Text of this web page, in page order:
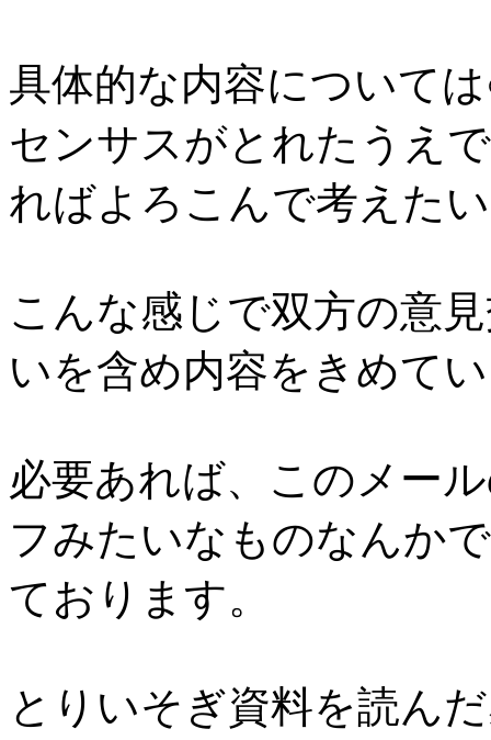
具体的な内容について
センサスがとれたうえ
ればよろこんで考えた
こんな感じで双方の意
いを含め内容をきめて
必要あれば、このメー
フみたいなものなんか
ております。
とりいそぎ資料を読ん